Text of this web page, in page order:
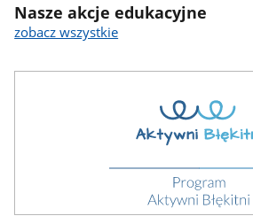
Nasze akcje edukacyjne
zobacz wszystkie